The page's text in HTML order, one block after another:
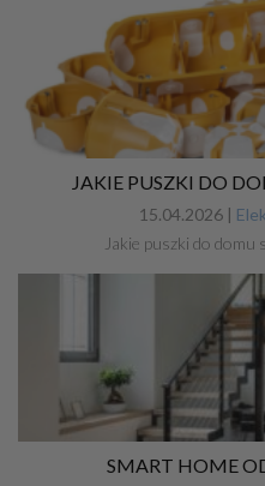
JAKIE PUSZKI DO
15.04.2026 |
Jakie puszki do domu
SMART HOME